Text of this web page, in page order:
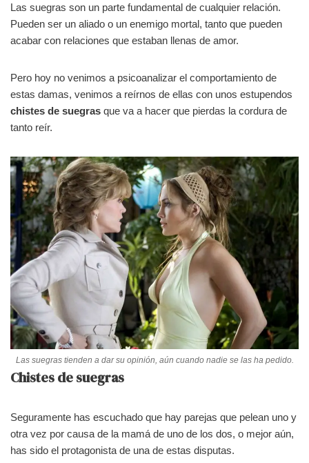
Las suegras son un parte fundamental de cualquier relación.
Pueden ser un aliado o un enemigo mortal, tanto que pueden
acabar con relaciones que estaban llenas de amor.
Pero hoy no venimos a psicoanalizar el comportamiento de
estas damas, venimos a reírnos de ellas con unos estupendos
chistes de suegras que va a hacer que pierdas la cordura de
tanto reír.
Las suegras tienden a dar su opinión, aún cuando nadie se las ha pedido.
Chistes de suegras
Seguramente has escuchado que hay parejas que pelean uno y
otra vez por causa de la mamá de uno de los dos, o mejor aún,
has sido el protagonista de una de estas disputas.